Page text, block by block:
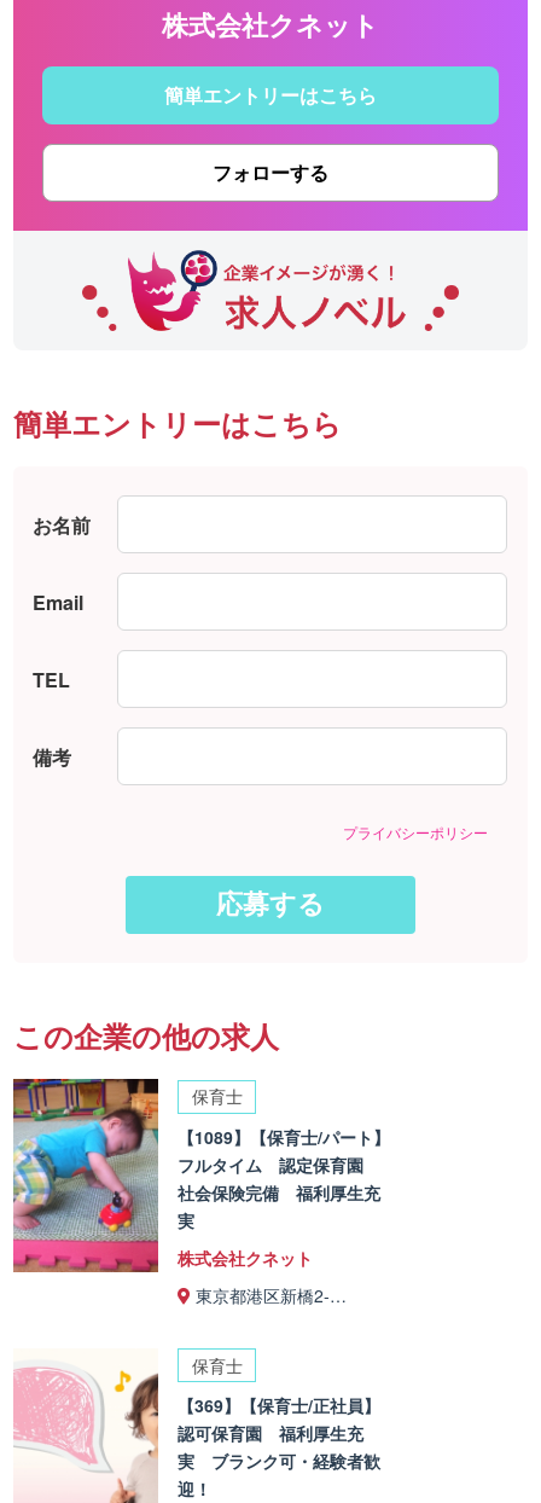
株式会社クネット
簡単エントリーはこちら
フォローする
簡単エントリーはこちら
お名前
Email
TEL
備考
プライバシーポリシー
この企業の他の求人
保育士
【1089】【保育士/パート】
フルタイム 認定保育園
社会保険完備 福利厚生充
実
株式会社クネット
東京都港区新橋2-…
保育士
【369】【保育士/正社員】
認可保育園 福利厚生充
実 ブランク可・経験者歓
迎！